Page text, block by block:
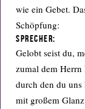
wie ein Gebet.
Schöpfung:
Sprecher:
Gelobt seist du,
zumal dem Herrn
durch den du
mit großem